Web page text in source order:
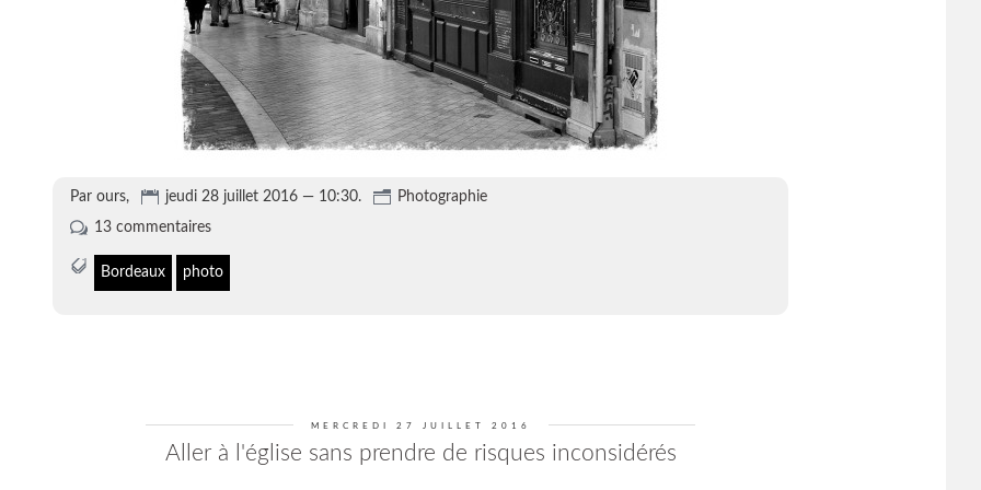
Par ours, jeudi 28 juillet 2016 — 10:30.
Photographie
13 commentaires
Bordeaux photo
MERCREDI 27 JUILLET 2016
Aller à l'église sans prendre de risques inconsidérés